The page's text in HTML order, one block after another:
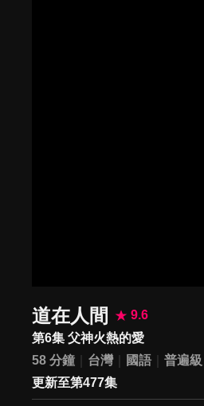
道在人間
9.6
第6集 父神火熱的愛
58 分鐘
台灣 國語
普遍級
更新至第477集